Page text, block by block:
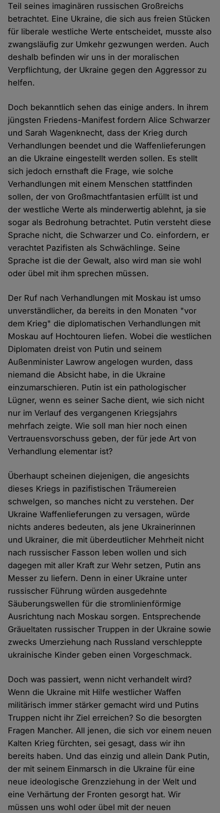
Teil seines imaginären russischen Großreichs
betrachtet. Eine Ukraine, die sich aus freien Stücken
für liberale westliche Werte entscheidet, musste also
zwangsläufig zur Umkehr gezwungen werden. Auch
deshalb befinden wir uns in der moralischen
Verpflichtung, der Ukraine gegen den Aggressor zu
helfen.
Doch bekanntlich sehen das einige anders. In ihrem
jüngsten Friedens-Manifest fordern Alice Schwarzer
und Sarah Wagenknecht, dass der Krieg durch
Verhandlungen beendet und die Waffenlieferungen
an die Ukraine eingestellt werden sollen. Es stellt
sich jedoch ernsthaft die Frage, wie solche
Verhandlungen mit einem Menschen stattfinden
sollen, der von Großmachtfantasien erfüllt ist und
der westliche Werte als minderwertig ablehnt, ja sie
sogar als Bedrohung betrachtet. Putin versteht diese
Sprache nicht, die Schwarzer und Co. einfordern, er
verachtet Pazifisten als Schwächlinge. Seine
Sprache ist die der Gewalt, also wird man sie wohl
oder übel mit ihm sprechen müssen.
Der Ruf nach Verhandlungen mit Moskau ist umso
unverständlicher, da bereits in den Monaten "vor
dem Krieg" die diplomatischen Verhandlungen mit
Moskau auf Hochtouren liefen. Wobei die westlichen
Diplomaten dreist von Putin und seinem
Außenminister Lawrow angelogen wurden, dass
niemand die Absicht habe, in die Ukraine
einzumarschieren. Putin ist ein pathologischer
Lügner, wenn es seiner Sache dient, wie sich nicht
nur im Verlauf des vergangenen Kriegsjahrs
mehrfach zeigte. Wie soll man hier noch einen
Vertrauensvorschuss geben, der für jede Art von
Verhandlung elementar ist?
Überhaupt scheinen diejenigen, die angesichts
dieses Kriegs in pazifistischen Träumereien
schwelgen, so manches nicht zu verstehen. Der
Ukraine Waffenlieferungen zu versagen, würde
nichts anderes bedeuten, als jene Ukrainerinnen
und Ukrainer, die mit überdeutlicher Mehrheit nicht
nach russischer Fasson leben wollen und sich
dagegen mit aller Kraft zur Wehr setzen, Putin ans
Messer zu liefern. Denn in einer Ukraine unter
russischer Führung würden ausgedehnte
Säuberungswellen für die stromlinienförmige
Ausrichtung nach Moskau sorgen. Entsprechende
Gräueltaten russischer Truppen in der Ukraine sowie
zwecks Umerziehung nach Russland verschleppte
ukrainische Kinder geben einen Vorgeschmack.
Doch was passiert, wenn nicht verhandelt wird?
Wenn die Ukraine mit Hilfe westlicher Waffen
militärisch immer stärker gemacht wird und Putins
Truppen nicht ihr Ziel erreichen? So die besorgten
Fragen Mancher. All jenen, die sich vor einem neuen
Kalten Krieg fürchten, sei gesagt, dass wir ihn
bereits haben. Und das einzig und allein Dank Putin,
der mit seinem Einmarsch in die Ukraine für eine
neue ideologische Grenzziehung in der Welt und
eine Verhärtung der Fronten gesorgt hat. Wir
müssen uns wohl oder übel mit der neuen